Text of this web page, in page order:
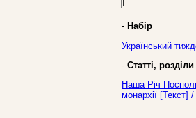
- Набір
Український
- Статті, розділи
Наша Річ
монархії